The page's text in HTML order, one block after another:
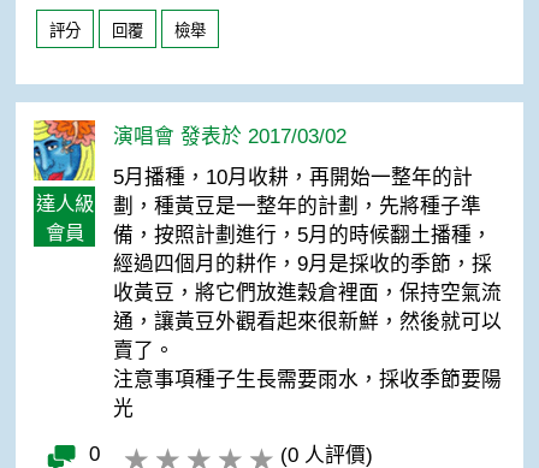
評分 回覆 檢舉
達人級
會員
演唱會 發表於 2017/03/02
5月播種，10月收耕，再開始一整年的計
劃，種黃豆是一整年的計劃，先將種子準
備，按照計劃進行，5月的時候翻土播種，
經過四個月的耕作，9月是採收的季節，採
收黃豆，將它們放進穀倉裡面，保持空氣流
通，讓黃豆外觀看起來很新鮮，然後就可以
賣了。
注意事項種子生長需要雨水，採收季節要陽
光
0 (0 人評價)